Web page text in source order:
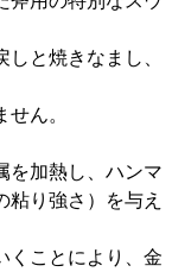
と焼きなまし、
ん。
を加熱し、ハンマ
粘り強さ）を与え
くことにより、金